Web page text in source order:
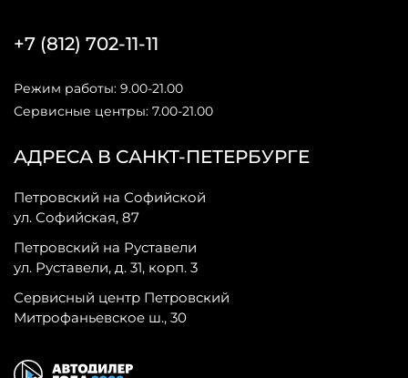
АДРЕСА В САНКТ-ПЕТЕРБУРГЕ
Петровский на Софийской
ул. Софийская, 87
Петровский на Руставели
ул. Руставели, д. 31, корп. 3
Сервисный центр Петровский
Митрофаньевское ш., 30
+7 (812) 702-11-11
Режим работы: 9.00-21.00
Сервисные центры: 7.00-21.00